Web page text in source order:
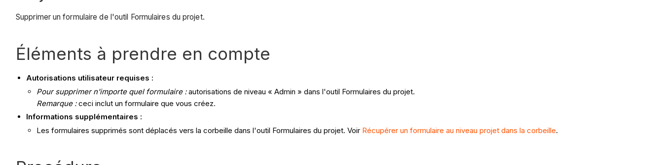
Supprimer un formulaire de l'outil Formulaires du projet.
Éléments à prendre en compte
Autorisations utilisateur requises :
Pour supprimer n'importe quel formulaire :autorisations de niveau « Admin » dans l'outil Formulaires du projet.
Remarque :ceci inclut un formulaire que vous créez.
Informations supplémentaires :
Les formulaires supprimés sont déplacés vers la corbeille dans l'outil Formulaires du projet. Voir Récupérer un formulaire au niveau projet dans la corbeille.